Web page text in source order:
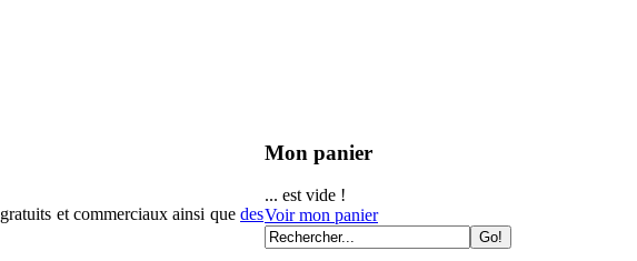
gratuits et commerciaux ainsi quedes
Mon panier
... est vide !
Voir mon panier